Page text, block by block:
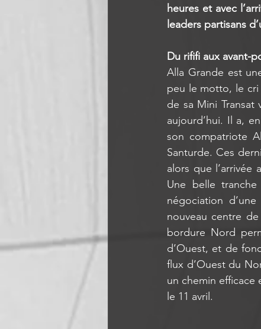
heures et avec
leaders partisans
Du rififi aux avant-
Alla Grande est
peu le motto, le cri
de sa Mini
aujourd’hui. Il a,
son compatriote
Santurde. Ces
alors que
Une belle
négociation
nouveau centre
bordure Nord
d’Ouest, et de
flux d’Ouest du
un chemin efficace
le 11 avril.